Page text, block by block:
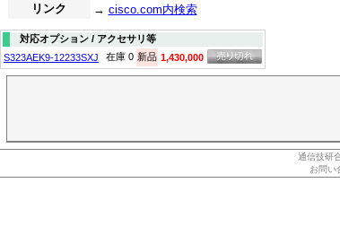
リンク
→ cisco.com内検索
対応オプション / アクセサリ等
S323AEK9-12233SXJ
在庫 0 新品 1,430,000
通信技研
お問い